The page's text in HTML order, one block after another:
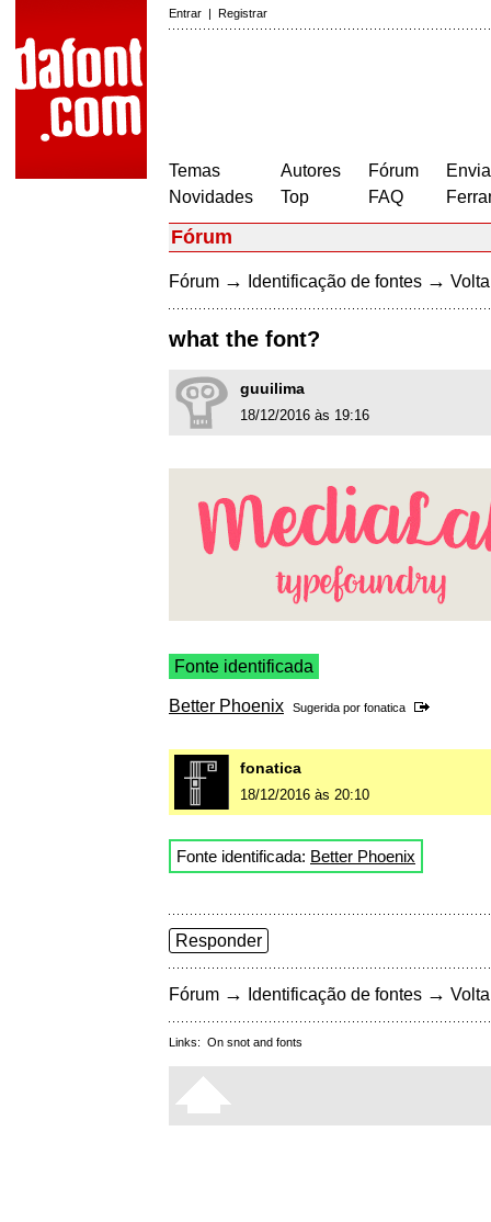
Entrar | Registrar
Temas
Novidades
Autores
Top
Fórum
FAQ
Fórum
Fórum → Identificação de fontes →
what the font?
guuilima
18/12/2016 às 19:16
Fonte identificada
Better Phoenix Sugerida por fonatica
fonatica
18/12/2016 às 20:10
Fonte identificada: Better Phoenix
Responder
Fórum → Identificação de fontes →
Links: On snot and fonts